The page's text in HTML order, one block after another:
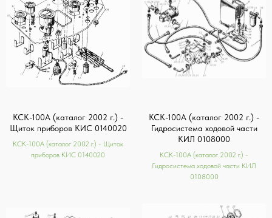
КСК-100А (каталог 2002 г.) -
Щиток приборов КИС 0140020
КСК-100А (каталог 2002 г.) - Щиток
приборов КИС 0140020
КСК-100А (каталог 2002 г.) -
Гидросистема ходовой части
КИЛ 0108000
КСК-100А (каталог 2002 г.) -
Гидросистема ходовой части КИЛ
0108000